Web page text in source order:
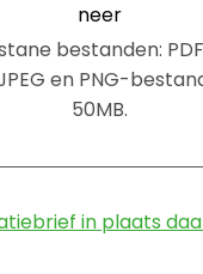
neer
uploaden of sleep
bestanden:
en PNG-
50MB.
in plaats